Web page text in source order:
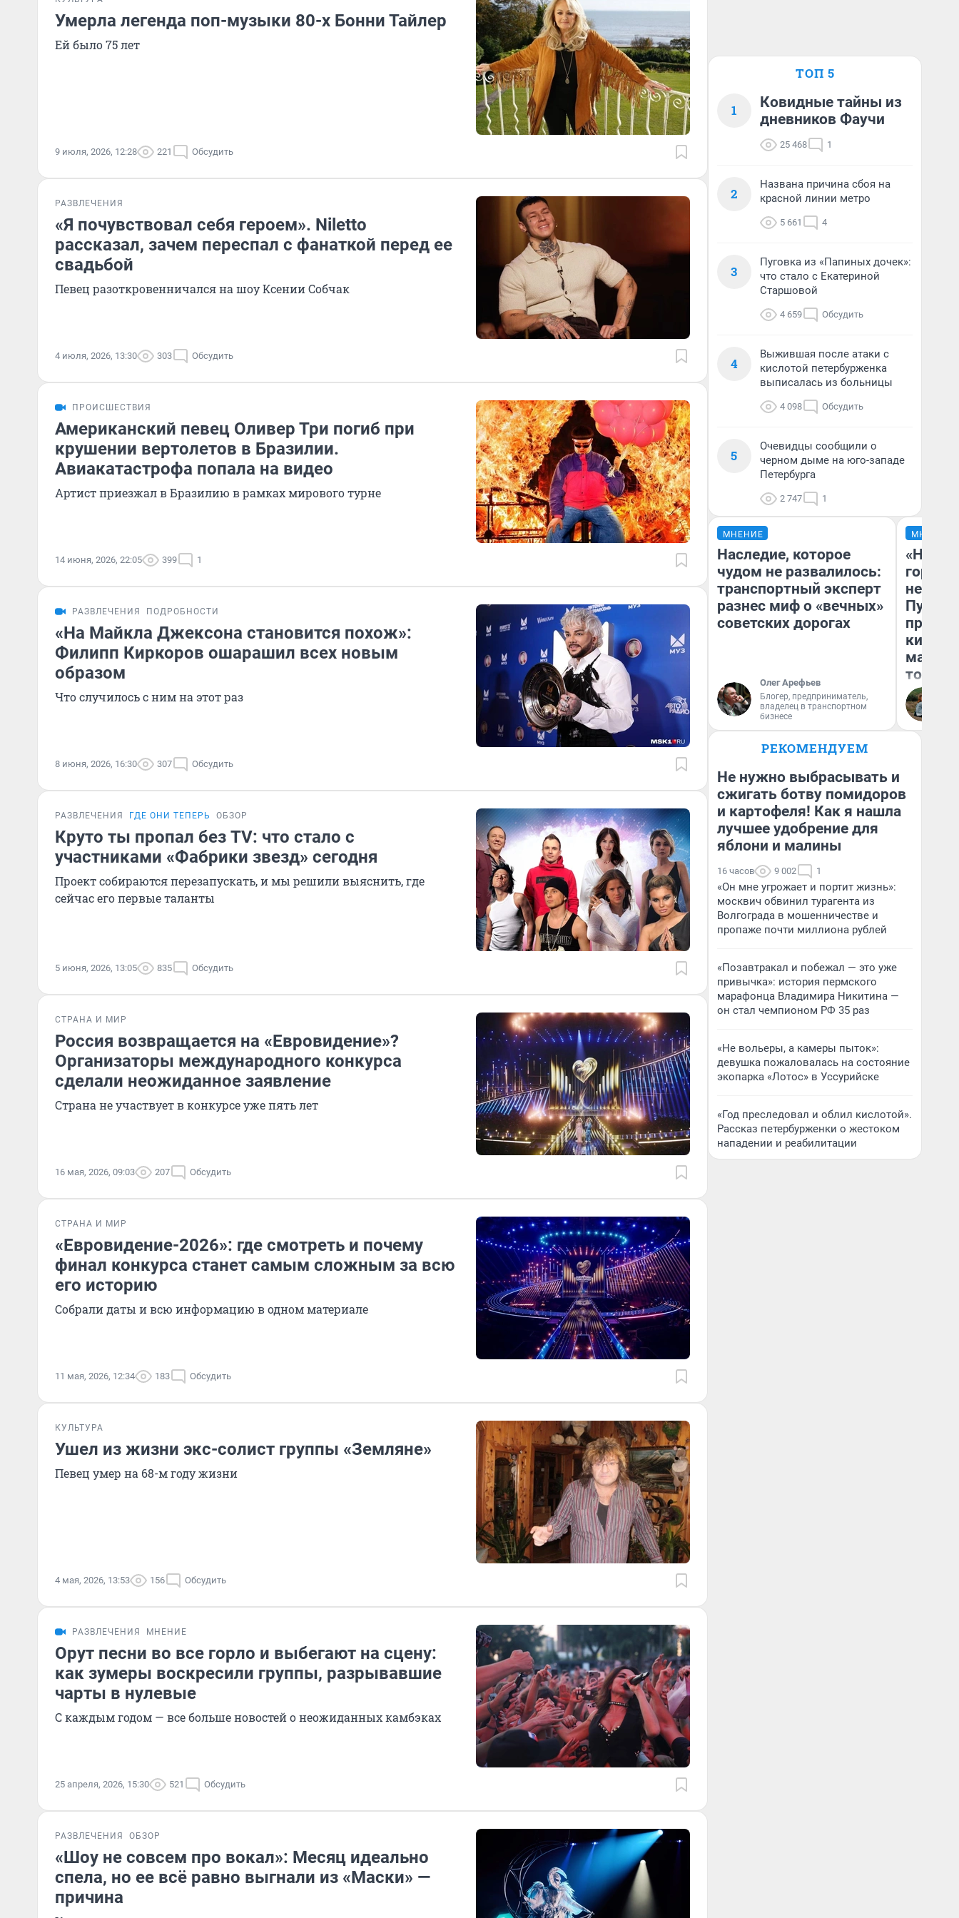
Умерла легенда поп-музыки 80-х Бонни Тайлер
Ей было 75 лет
9 июля, 2026, 12:28 221 Обсудить
РАЗВЛЕЧЕНИЯ
«Я почувствовал себя героем». Niletto
рассказал, зачем переспал с фанаткой перед ее
свадьбой
Певец разоткровенничался на шоу Ксении Собчак
4 июля, 2026, 13:30 303 Обсудить
ПРОИСШЕСТВИЯ
Американский певец Оливер Три погиб при
крушении вертолетов в Бразилии.
Авиакатастрофа попала на видео
Артист приезжал в Бразилию в рамках мирового турне
14 июня, 2026, 22:05 399 1
РАЗВЛЕЧЕНИЯ ПОДРОБНОСТИ
«На Майкла Джексона становится похож»:
Филипп Киркоров ошарашил всех новым
образом
Что случилось с ним на этот раз
8 июня, 2026, 16:30 307 Обсудить
РАЗВЛЕЧЕНИЯ ГДЕ ОНИ ТЕПЕРЬ ОБЗОР
Круто ты пропал без TV: что стало с
участниками «Фабрики звезд» сегодня
Проект собираются перезапускать, и мы решили выяснить, где
сейчас его первые таланты
5 июня, 2026, 13:05 835 Обсудить
СТРАНА И МИР
Россия возвращается на «Евровидение»?
Организаторы международного конкурса
сделали неожиданное заявление
Страна не участвует в конкурсе уже пять лет
16 мая, 2026, 09:03 207 Обсудить
СТРАНА И МИР
«Евровидение-2026»: где смотреть и почему
финал конкурса станет самым сложным за всю
его историю
Собрали даты и всю информацию в одном материале
11 мая, 2026, 12:34 183 Обсудить
КУЛЬТУРА
Ушел из жизни экс-солист группы «Земляне»
Певец умер на 68-м году жизни
4 мая, 2026, 13:53 156 Обсудить
РАЗВЛЕЧЕНИЯ МНЕНИЕ
Орут песни во все горло и выбегают на сцену:
как зумеры воскресили группы, разрывавшие
чарты в нулевые
С каждым годом — все больше новостей о неожиданных камбэках
25 апреля, 2026, 15:30 521 Обсудить
РАЗВЛЕЧЕНИЯ ОБЗОР
«Шоу не совсем про вокал»: Месяц идеально
спела, но ее всё равно выгнали из «Маски» —
причина
ТОП 5
1
Ковидные тайны из
дневников Фаучи
25 468 1
2
Названа причина сбоя на
красной линии метро
5 661 4
3
Пуговка из «Папиных дочек»:
что стало с Екатериной
Старшовой
4 659 Обсудить
4
Выжившая после атаки с
кислотой петербурженка
выписалась из больницы
4 098 Обсудить
5
Очевидцы сообщили о
черном дыме на юго-западе
Петербурга
2 747 1
МНЕНИЕ
Наследие, которое
чудом не развалилось:
транспортный эксперт
разнес миф о «вечных»
советских дорогах
Олег Арефьев
Блогер, предприниматель,
владелец в транспортном
бизнесе
МНЕНИЕ
«Нет
того
РЕКОМЕНДУЕМ
Не нужно выбрасывать и
сжигать ботву помидоров
и картофеля! Как я нашла
лучшее удобрение для
яблони и малины
16 часов 9 002 1
«Он мне угрожает и портит жизнь»:
москвич обвинил турагента из
Волгограда в мошенничестве и
пропаже почти миллиона рублей
«Позавтракал и побежал — это уже
привычка»: история пермского
марафонца Владимира Никитина —
он стал чемпионом РФ 35 раз
«Не вольеры, а камеры пыток»:
девушка пожаловалась на состояние
экопарка «Лотос» в Уссурийске
«Год преследовал и облил кислотой».
Рассказ петербурженки о жестоком
нападении и реабилитации